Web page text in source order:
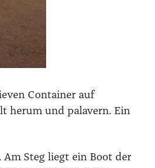
Con­tai­ner auf
her­um und pala­vern. Ein
Steg liegt ein Boot der